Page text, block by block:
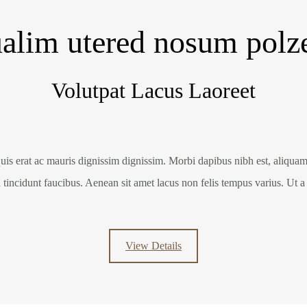
utered nosum
Volutpat Lacus Laoreet
erat ac mauris dignissim dignissim. Morbi dapibus nibh est,
faucibus. Aenean sit amet lacus non felis tempus varius. Ut
View Details